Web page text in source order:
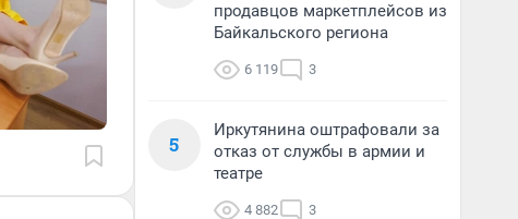
продавцов маркетплейсов из
Байкальского региона
6 119 3
5
Иркутянина оштрафовали за
отказ от службы в армии и
театре
4 882 3